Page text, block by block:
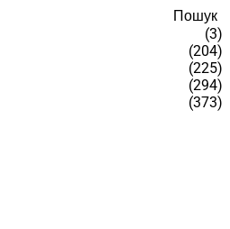
Пошук
(3)
(204)
(225)
(294)
(373)